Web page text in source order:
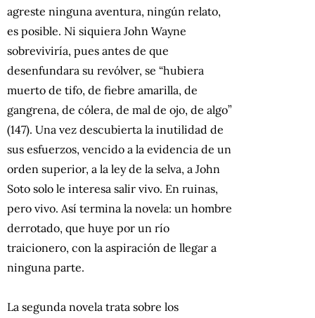
agreste ninguna aventura, ningún relato,
es posible. Ni siquiera John Wayne
sobreviviría, pues antes de que
desenfundara su revólver, se “hubiera
muerto de tifo, de fiebre amarilla, de
gangrena, de cólera, de mal de ojo, de algo”
(147). Una vez descubierta la inutilidad de
sus esfuerzos, vencido a la evidencia de un
orden superior, a la ley de la selva, a John
Soto solo le interesa salir vivo. En ruinas,
pero vivo. Así termina la novela: un hombre
derrotado, que huye por un río
traicionero, con la aspiración de llegar a
ninguna parte.
La segunda novela trata sobre los